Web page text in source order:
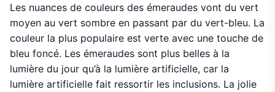
Les nuances de couleurs des émeraudes vont du vert
moyen au vert sombre en passant par du vert-bleu. La
couleur la plus populaire est verte avec une touche de
bleu foncé. Les émeraudes sont plus belles à la
lumière du jour qu’à la lumière artificielle, car la
lumière artificielle fait ressortir les inclusions. La jolie